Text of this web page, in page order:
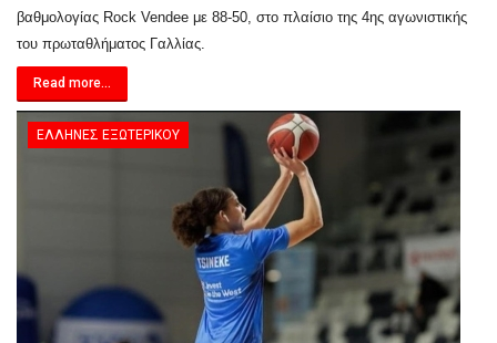
βαθμολογίας Rock Vendee με 88-50, στο πλαίσιο της 4ης αγωνιστικής
του πρωταθλήματος Γαλλίας.
Read more...
ΈΛΛΗΝΕΣ ΕΞΩΤΕΡΙΚΟΎ